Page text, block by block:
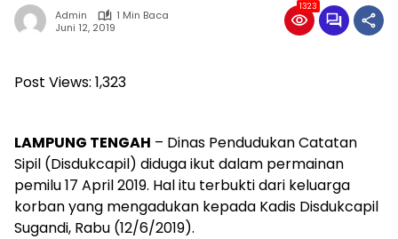
Admin
1 Min Baca
Juni 12, 2019
1323
Post Views: 1,323
LAMPUNG TENGAH – Dinas Pendudukan Catatan
Sipil (Disdukcapil) diduga ikut dalam permainan
pemilu 17 April 2019. Hal itu terbukti dari keluarga
korban yang mengadukan kepada Kadis Disdukcapil
Sugandi, Rabu (12/6/2019).